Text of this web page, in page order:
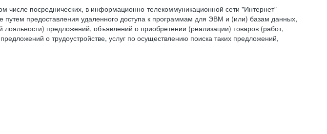
числе посреднических, в информационно-телекоммуникационной сети "Интернет"
предоставления удаленного доступа к программам для ЭВМ и (или) базам данных,
предложений, объявлений о приобретении (реализации) товаров (работ,
о трудоустройстве, услуг по осуществлению поиска таких предложений,